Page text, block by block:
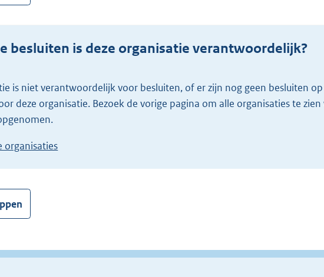
besluiten is deze organisatie verantwoordelijk?
deze organisatie. Bezoek de vorige pagina om alle organisaties te
organisaties